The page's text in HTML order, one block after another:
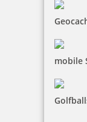
mobile